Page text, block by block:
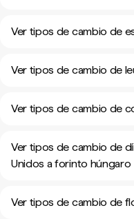
Ver tipos de cambio de
Ver tipos de cambio de
Ver tipos de cambio de
Ver tipos de cambio de
Unidos a forinto húngaro
Ver tipos de cambio de